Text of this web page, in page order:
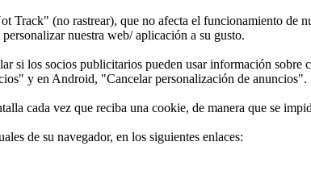
(no rastrear), que no afecta el funcionamiento de
nuestra web/ aplicación a su gusto.
los socios publicitarios pueden usar información sobre
y en Android, "Cancelar personalización de anuncios".
cada vez que reciba una cookie, de manera que se
de su navegador, en los siguientes enlaces: